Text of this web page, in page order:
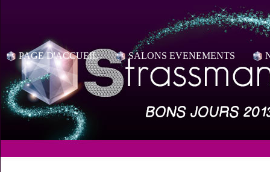
PAGE D'ACCUEIL SALONS EVENEMENTS